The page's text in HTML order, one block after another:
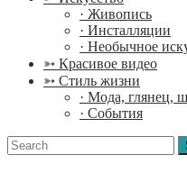
· Живопись
· Инсталляции
· Необычное
➳ Красивое видео
➳ Стиль жизни
· Мода, глянец,
· События
Search
for: